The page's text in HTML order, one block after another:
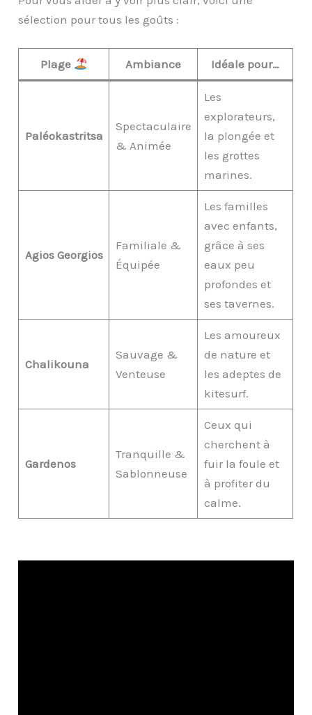
sélection pour tous les goûts :
Plage Ambiance Idéale pour…
Paléokastritsa
Spectaculaire
& Animée
Les
explorateurs,
la plongée et
les grottes
marines.
Agios Georgios
Familiale &
Équipée
Les familles
avec enfants,
grâce à ses
eaux peu
profondes et
ses tavernes.
Chalikouna
Sauvage &
Venteuse
Les amoureux
de nature et
les adeptes de
kitesurf.
Gardenos
Tranquille &
Sablonneuse
Ceux qui
cherchent à
fuir la foule et
à profiter du
calme.